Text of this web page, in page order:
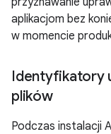
aplikacjom bez
w momencie
Identyfikatory
plików
Podczas instalacji